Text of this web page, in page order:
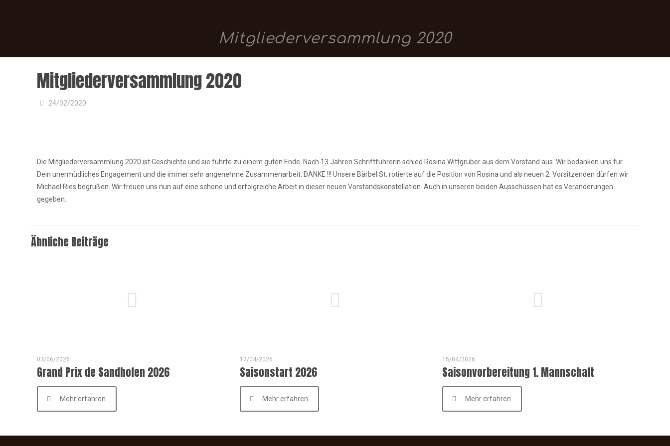
Mitgliederversammlung 2020
Mitgliederversammlung 2020
24/02/2020
Die Mitgliederversammlung 2020 ist Geschichte und sie führte zu einem guten Ende. Nach 13 Jahren Schriftführerin schied Rosina Wittgruber aus dem Vorstand aus. Wir bedanken uns für
Dein unermüdliches Engagement und die immer sehr angenehme Zusammenarbeit. DANKE !!! Unsere Bärbel St. rotierte auf die Position von Rosina und als neuen 2. Vorsitzenden dürfen wir
Michael Ries begrüßen. Wir freuen uns nun auf eine schöne und erfolgreiche Arbeit in dieser neuen Vorstandskonstellation. Auch in unseren beiden Ausschüssen hat es Veränderungen
gegeben.
Ähnliche Beiträge
03/06/2026
Grand Prix de Sandhofen 2026
Mehr erfahren
17/04/2026
Saisonstart 2026
Mehr erfahren
15/04/2026
Saisonvorbereitung 1. Mannschaft
Mehr erfahren